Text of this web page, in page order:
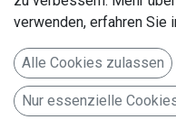
(W639) 771000-6050
Hersteller: ACV
acv GmbH
Straßburger Allee 10-12
41812 Erkelenz
Deutschland
verwenden, erfahren Sie
Alle Cookies zulassen
Nur essenzielle